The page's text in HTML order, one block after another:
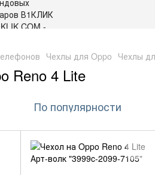
Чехлы для Oppo Чехлы
Reno 4 Lite
По популярности